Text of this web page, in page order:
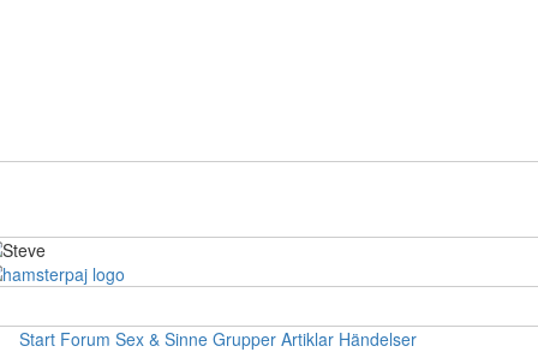
Start Forum Sex & Sinne Grupper Artiklar Händelser